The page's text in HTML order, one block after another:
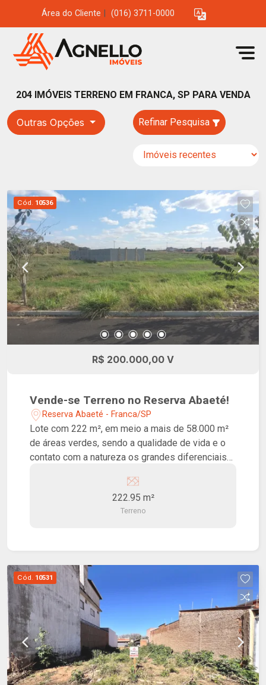
Área do Cliente (016) 3711-0000
204 IMÓVEIS TERRENO EM FRANCA, SP PARA VENDA
Outras Opções Refinar Pesquisa
Cód. 10536
R$ 200.000,00 V
Vende-se Terreno no Reserva Abaeté!
Reserva Abaeté - Franca/SP
Lote com 222 m², em meio a mais de 58.000 m²
de áreas verdes, sendo a qualidade de vida e o
contato com a natureza os grandes diferenciais
infraestrutura completa, com ciclovias
arborizadas, guias e sarjetas, rede elétrica e de
iluminação, rede de água e esgoto, galerias de
222.95 m²
Terreno
Cód. 10531